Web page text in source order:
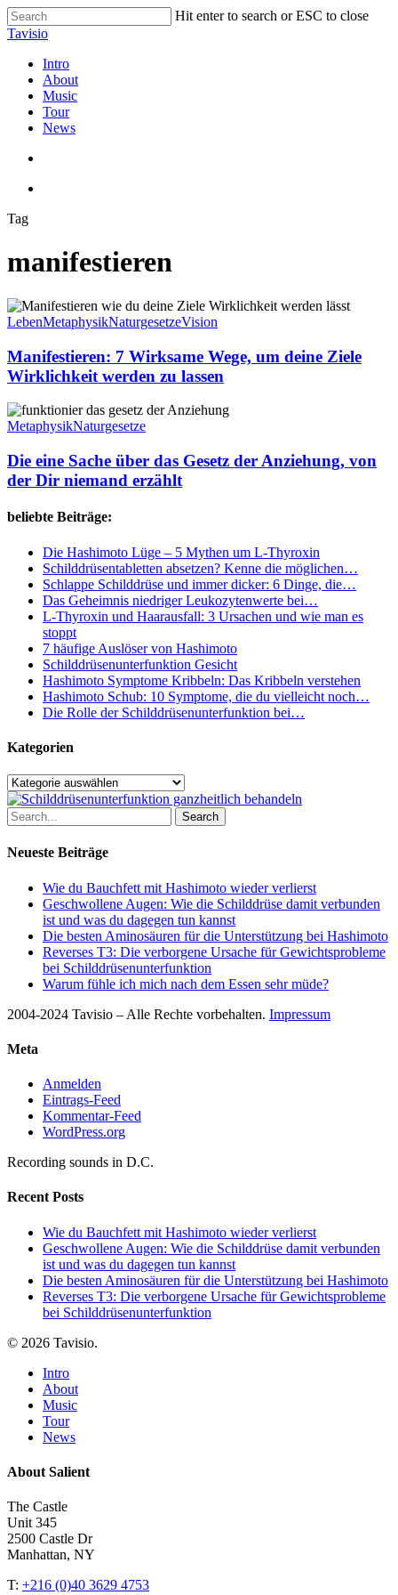
Skip
to
content
Hit enter to search or ESC to close
Close
Tavisio
search
Menu
Intro
About
Music
Tour
News
Tag
manifestieren
Manifestieren:
7
Wege,
um
deine
Ziele
Wirklichkeit
werden
lassen
LebenMetaphysikNaturgesetzeVision
Manifestieren: 7 Wirksame Wege, um deine Ziele
Wirklichkeit werden zu lassen
Die
eine
über
das
Gesetz
Anziehung,
niemand
erzählt
MetaphysikNaturgesetze
Die eine Sache über das Gesetz der Anziehung, von
der Dir niemand erzählt
beliebte Beiträge:
Die Hashimoto Lüge – 5 Mythen um L-Thyroxin
Schilddrüsentabletten absetzen? Kenne die möglichen…
Schlappe Schilddrüse und immer dicker: 6 Dinge, die…
Das Geheimnis niedriger Leukozytenwerte bei…
L-Thyroxin und Haarausfall: 3 Ursachen und wie man es
stoppt
7 häufige Auslöser von Hashimoto
Schilddrüsenunterfunktion Gesicht
Hashimoto Symptome Kribbeln: Das Kribbeln verstehen
Hashimoto Schub: 10 Symptome, die du vielleicht noch…
Die Rolle der Schilddrüsenunterfunktion bei…
Kategorien
Kategorien
Search
Neueste Beiträge
Wie du Bauchfett mit Hashimoto wieder verlierst
Geschwollene Augen: Wie die Schilddrüse damit verbunden
ist und was du dagegen tun kannst
Die besten Aminosäuren für die Unterstützung bei Hashimoto
Reverses T3: Die verborgene Ursache für Gewichtsprobleme
bei Schilddrüsenunterfunktion
Warum fühle ich mich nach dem Essen sehr müde?
2004-2024 Tavisio – Alle Rechte vorbehalten. Impressum
Meta
Anmelden
Eintrags-Feed
Kommentar-Feed
WordPress.org
Recording sounds in D.C.
Recent Posts
Wie du Bauchfett mit Hashimoto wieder verlierst
Geschwollene Augen: Wie die Schilddrüse damit verbunden
ist und was du dagegen tun kannst
Die besten Aminosäuren für die Unterstützung bei Hashimoto
Reverses T3: Die verborgene Ursache für Gewichtsprobleme
bei Schilddrüsenunterfunktion
© 2026 Tavisio.
Close
Menu
Intro
About
Music
Tour
News
About Salient
The Castle
Unit 345
2500 Castle Dr
Manhattan, NY
T: +216 (0)40 3629 4753